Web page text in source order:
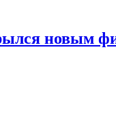
новым